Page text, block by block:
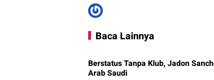
Baca Lainnya
Berstatus Tanpa Klub, Jadon
Arab Saudi